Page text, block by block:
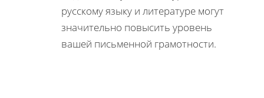
русскому языку и литературе могут
значительно повысить уровень
вашей письменной грамотности.